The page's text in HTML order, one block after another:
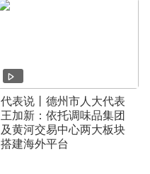
代表说丨德州市人大代表
王加新：依托调味品集团
及黄河交易中心两大板块
搭建海外平台